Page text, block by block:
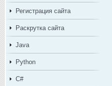
Регистрация сайта
Раскрутка сайта
Java
Python
C#